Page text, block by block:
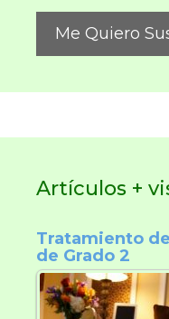
Artículos +
Tratamiento
de Grado 2